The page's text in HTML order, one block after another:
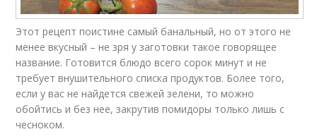
Этот рецепт поистине самый банальный, но от этого не
менее вкусный – не зря у заготовки такое говорящее
название. Готовится блюдо всего сорок минут и не
требует внушительного списка продуктов. Более того,
если у вас не найдется свежей зелени, то можно
обойтись и без нее, закрутив помидоры только лишь с
чесноком.